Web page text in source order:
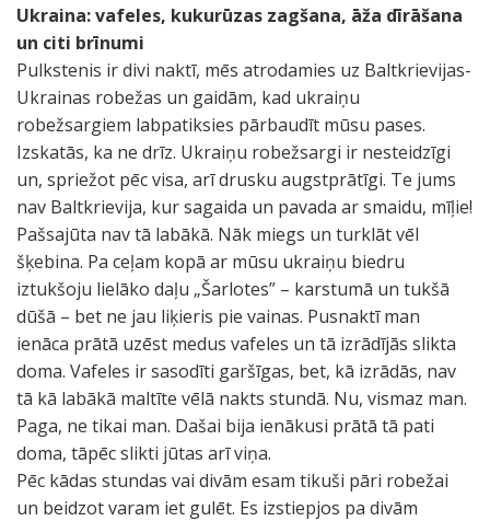
Ukraina: vafeles, kukurūzas zagšana, āža dīrāšana
un citi brīnumi
Pulkstenis ir divi naktī, mēs atrodamies uz Baltkrievijas-
Ukrainas robežas un gaidām, kad ukraiņu
robežsargiem labpatiksies pārbaudīt mūsu pases.
Izskatās, ka ne drīz. Ukraiņu robežsargi ir nesteidzīgi
un, spriežot pēc visa, arī drusku augstprātīgi. Te jums
nav Baltkrievija, kur sagaida un pavada ar smaidu, mīļie!
Pašsajūta nav tā labākā. Nāk miegs un turklāt vēl
šķebina. Pa ceļam kopā ar mūsu ukraiņu biedru
iztukšoju lielāko daļu „Šarlotes” – karstumā un tukšā
dūšā – bet ne jau liķieris pie vainas. Pusnaktī man
ienāca prātā uzēst medus vafeles un tā izrādījās slikta
doma. Vafeles ir sasodīti garšīgas, bet, kā izrādās, nav
tā kā labākā maltīte vēlā nakts stundā. Nu, vismaz man.
Paga, ne tikai man. Dašai bija ienākusi prātā tā pati
doma, tāpēc slikti jūtas arī viņa.
Pēc kādas stundas vai divām esam tikuši pāri robežai
un beidzot varam iet gulēt. Es izstiepjos pa divām